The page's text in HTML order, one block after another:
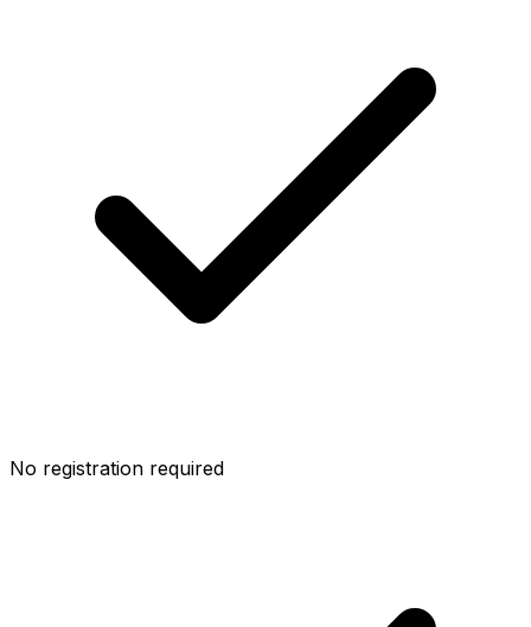
No registration required